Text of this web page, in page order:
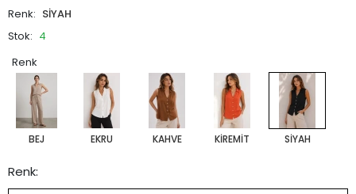
Renk: SİYAH
Stok: 4
Renk
BEJ EKRU KAHVE KİREMİT SİYAH
Renk: